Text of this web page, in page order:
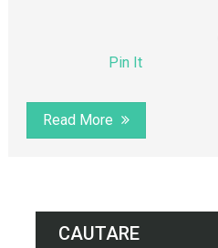
Pin It
Read More
CAUTARE